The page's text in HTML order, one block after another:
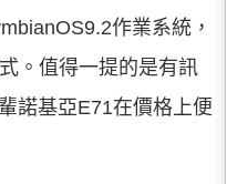
作業系統，
。值得一提的是有訊
諾基亞E71在價格上便